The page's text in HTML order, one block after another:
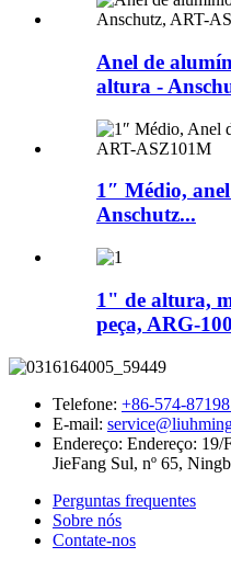
Anel de
altura -
1″ Médio,
Anschutz...
1" de altura,
peça, ARG-
Telefone: +86-574-
E-mail:
Endereço: Endereço: 19/
JieFang Sul, nº 65,
Perguntas frequentes
Sobre nós
Contate-nos